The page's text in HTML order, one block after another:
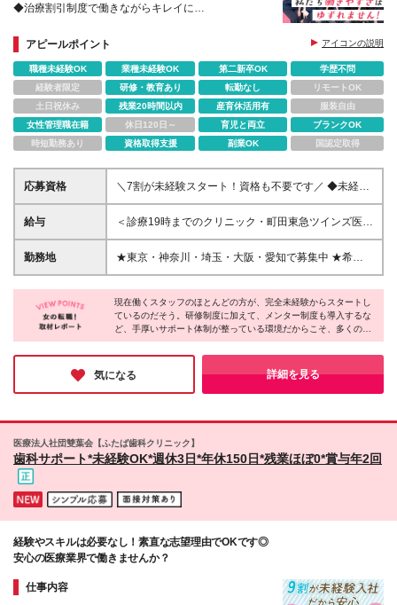
◆治療割引制度で働きながらキレイに
◆東京・神奈川・埼玉・大阪・愛知募集／駅チカ医院
多数♪
アピールポイント アイコンの説明
職種未経験OK 業種未経験OK 第二新卒OK
学歴不問
経験者限定
研修・教育あり 転勤なし
リモートOK
土日祝休み
残業20時間以内 産育休活用有
服装自由
女性管理職在籍
休日120日～ 育児と両立
ブランクOK
時短勤務あり
資格取得支援 副業OK 国認定取得
応募資格
＼7割が未経験スタート！資格も不要です／ ◆未経
験・ブランク・第二新卒歓迎！ ◆基本的なPC操作が
できる方（簡単な操作ができればOKです！） ◆学歴
心」と好評！ 経験者・ブランク明けの方ももちろん
大歓迎です◎ ＊＊契約期間について＊＊ ・契約更
契約期間であっても給与は同額、 各種保険にも加入
可能ですのでご安心ください。
給与
＜診療19時までのクリニック・町田東急ツインズ医院
＞ ■完全週休2日制 月給25万円～35万円（固定残業
代：20h分/32,400円～・精皆勤手当10,000円を含
む） ＜診療20時までのクリニック＞ ■完全週休2日制
月給27万5000円～35万円（固定残業代：30h
分/50,200円～・精皆勤手当10,000円を含む） ■週休3
分/40,000円～・精皆勤手当8,000円を含む） ☆診療
時間の詳細は、勤務地の項目よりご確認ください ＊
給与は経験・能力を考慮して決定 ＊ 試用期間3ヶ月、
業の有無にかかわらず支給。超過分は別途法定通り支
給 ※固定残業時間は固定残業代の算出根拠を示すもの
業時間は5時間程度です ＜手当も充実！＞ ◎土日出勤
手当 15,000円（規定あり）※土日両方ご出勤の固定
賞与：年2回 ＊ 初年度は入職時期や貢献度に応じて支
給 ＊ 昨年実績 2ヶ月／年 ■ 昇給：年1回（実績・医院
勤務地
★東京・神奈川・埼玉・大阪・愛知で募集中 ★希望
の勤務地に配属 ◆東京 ・アトレヴィ田端医院 ・アト
レヴィ巣鴨医院 ・上野マルイ医院（※） ・新宿アオ
キビル医院（※） ・イオン西新井医院 ・分倍河原
MINANO医院 ・中野マルイ医院（※） ・新宿駅東口
医院 （※） ・ヨドバシ吉祥寺医院 ・町田東急ツイン
ズ医院 ・八王子オクトーレ医院 ・綾瀬駅前歯科医院
・大井町トラックス医院（※） ◆神奈川 ・シャル鶴
院 ・イオンモール川口前川医院 ・大宮アルシェ医院
（※） ・かわぐちキャスティ駅前デンタルクリニッ
キューズモール医院 ※転居を伴う転勤はありません
なり、給与が異なります 町田東急ツインズ医院の
み、診療19時半までとなります
現在働くスタッフのほとんどの方が、完全未経験からスタートし
ているのだそう。研修制度に加えて、メンター制度も導入するな
ど、手厚いサポート体制が整っている環境だからこそ、多くの方
が安心して医療業界デビューを果たせているのだと感じました。
ネイル・髪色自由と、適度なオシャレを楽しめるのも魅力的なポ
イント♪また、業界内でも高水準な働きやすさも兼ね備えてお
り、将来を見据えて働きたい方には、ピッタリな環境です！
気になる 詳細を見る
医療法人社団雙葉会【ふたば歯科クリニック】
歯科サポート*未経験OK*週休3日*年休150日*残業ほぼ0*賞与年2回
経験やスキルは必要なし！素直な志望理由でOKです◎
安心の医療業界で働きませんか？
仕事内容